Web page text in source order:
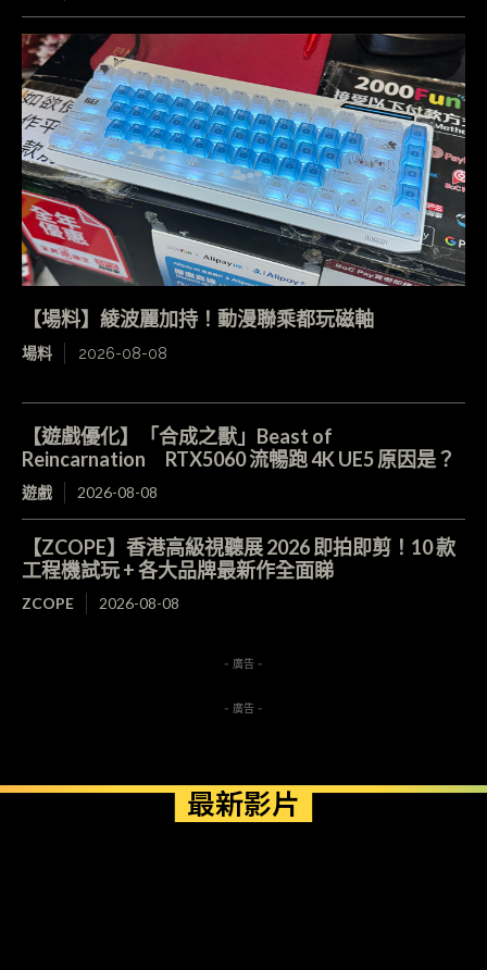
【場料】綾波麗加持！動漫聯乘都玩磁軸
場料 2026-08-08
【遊戲優化】「合成之獸」Beast of
Reincarnation RTX5060 流暢跑 4K UE5 原因是？
遊戲 2026-08-08
【ZCOPE】香港高級視聽展 2026 即拍即剪！10 款
工程機試玩 + 各大品牌最新作全面睇
ZCOPE 2026-08-08
- 廣告 -
- 廣告 -
最新影片